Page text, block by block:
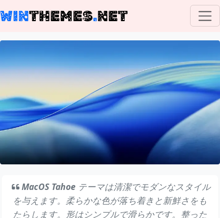
WINTHEMES.NET
MacOS Tahoeテーマは清潔でモダンなスタイル
を与えます。柔らかな色が落ち着きと新鮮さをも
たらします。形はシンプルで滑らかです。整った